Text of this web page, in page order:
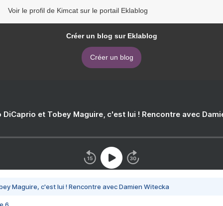
Voir le profil de Kimcat sur le portail Eklablog
Créer un blog sur Eklablog
Créer un blog
DiCaprio et Tobey Maguire, c'est lui ! Rencontre avec
Maguire, c'est lui ! Rencontre avec Damien Witecka